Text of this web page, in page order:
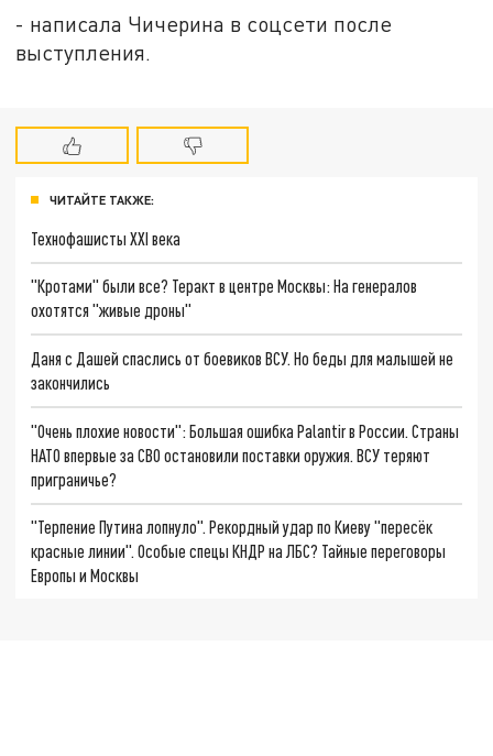
- написала Чичерина в соцсети после
выступления.
ЧИТАЙТЕ ТАКЖЕ:
Технофашисты XXI века
"Кротами" были все? Теракт в центре Москвы: На генералов
охотятся "живые дроны"
Даня с Дашей спаслись от боевиков ВСУ. Но беды для малышей не
закончились
"Очень плохие новости": Большая ошибка Palantir в России. Страны
НАТО впервые за СВО остановили поставки оружия. ВСУ теряют
приграничье?
"Терпение Путина лопнуло". Рекордный удар по Киеву "пересёк
красные линии". Особые спецы КНДР на ЛБС? Тайные переговоры
Европы и Москвы